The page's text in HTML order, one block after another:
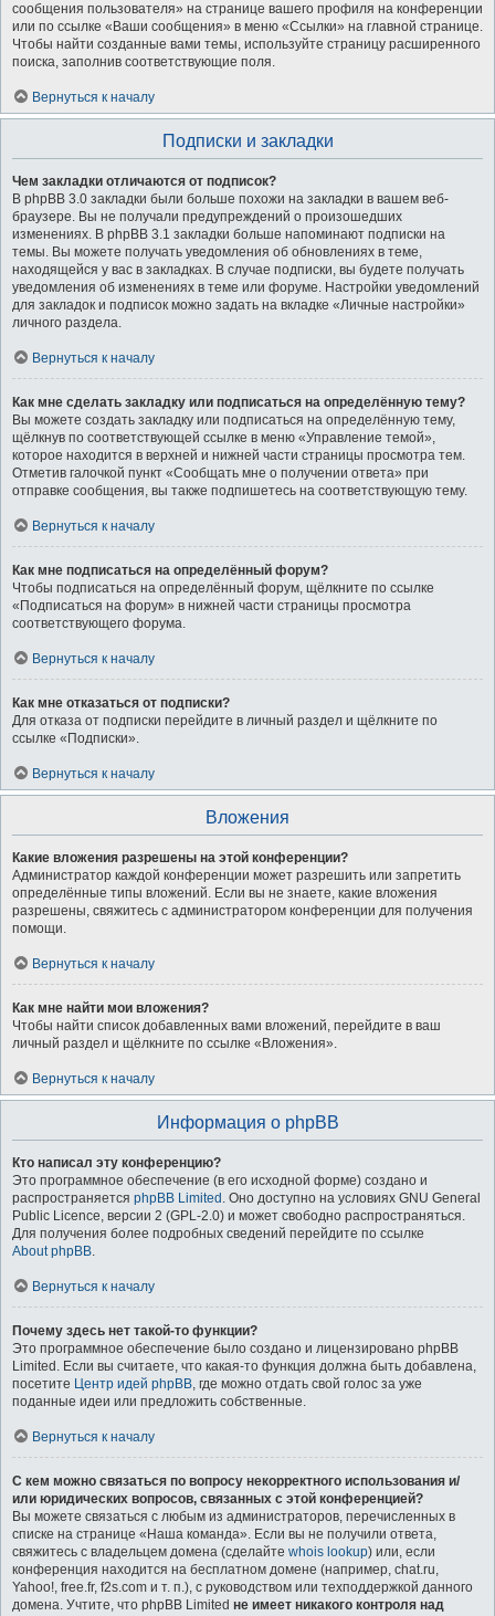
сообщения пользователя» на странице вашего профиля на конференции
или по ссылке «Ваши сообщения» в меню «Ссылки» на главной странице.
Чтобы найти созданные вами темы, используйте страницу расширенного
поиска, заполнив соответствующие поля.
Вернуться к началу
Подписки и закладки
Чем закладки отличаются от подписок?
В phpBB 3.0 закладки были больше похожи на закладки в вашем веб-
браузере. Вы не получали предупреждений о произошедших
изменениях. В phpBB 3.1 закладки больше напоминают подписки на
темы. Вы можете получать уведомления об обновлениях в теме,
находящейся у вас в закладках. В случае подписки, вы будете получать
уведомления об изменениях в теме или форуме. Настройки уведомлений
для закладок и подписок можно задать на вкладке «Личные настройки»
личного раздела.
Вернуться к началу
Как мне сделать закладку или подписаться на определённую тему?
Вы можете создать закладку или подписаться на определённую тему,
щёлкнув по соответствующей ссылке в меню «Управление темой»,
которое находится в верхней и нижней части страницы просмотра тем.
Отметив галочкой пункт «Сообщать мне о получении ответа» при
отправке сообщения, вы также подпишетесь на соответствующую тему.
Вернуться к началу
Как мне подписаться на определённый форум?
Чтобы подписаться на определённый форум, щёлкните по ссылке
«Подписаться на форум» в нижней части страницы просмотра
соответствующего форума.
Вернуться к началу
Как мне отказаться от подписки?
Для отказа от подписки перейдите в личный раздел и щёлкните по
ссылке «Подписки».
Вернуться к началу
Вложения
Какие вложения разрешены на этой конференции?
Администратор каждой конференции может разрешить или запретить
определённые типы вложений. Если вы не знаете, какие вложения
разрешены, свяжитесь с администратором конференции для получения
помощи.
Вернуться к началу
Как мне найти мои вложения?
Чтобы найти список добавленных вами вложений, перейдите в ваш
личный раздел и щёлкните по ссылке «Вложения».
Вернуться к началу
Информация о phpBB
Кто написал эту конференцию?
Это программное обеспечение (в его исходной форме) создано и
распространяется phpBB Limited . Оно доступно на условиях GNU General
Public Licence, версии 2 (GPL-2.0) и может свободно распространяться.
Для получения более подробных сведений перейдите по ссылке
About phpBB.
Вернуться к началу
Почему здесь нет такой-то функции?
Это программное обеспечение было создано и лицензировано phpBB
Limited. Если вы считаете, что какая-то функция должна быть добавлена,
посетите Центр идей phpBB, где можно отдать свой голос за уже
поданные идеи или предложить собственные.
Вернуться к началу
С кем можно связаться по вопросу некорректного использования и/
или юридических вопросов, связанных с этой конференцией?
Вы можете связаться с любым из администраторов, перечисленных в
списке на странице «Наша команда». Если вы не получили ответа,
свяжитесь с владельцем домена (сделайте whois lookup) или, если
конференция находится на бесплатном домене (например, chat.ru,
Yahoo!, free.fr, f2s.com и т. п.), с руководством или техподдержкой данного
домена. Учтите, что phpBB Limited не имеет никакого контроля над